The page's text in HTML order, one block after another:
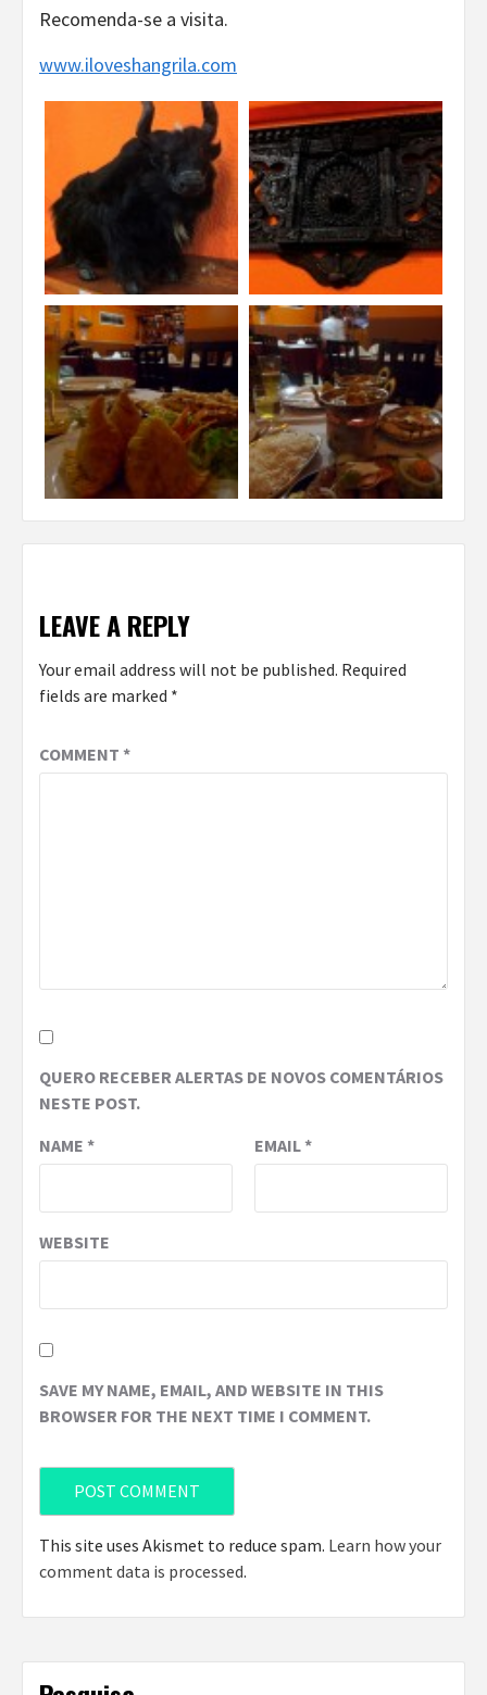
Recomenda-se a visita.
www.iloveshangrila.com
NEXT
CASUAL
LOUNGE
CAFFÉ
LEAVE A REPLY
Your email address will not be published. Required
fields are marked *
COMMENT *
QUERO RECEBER ALERTAS DE NOVOS COMENTÁRIOS
NESTE POST.
NAME * EMAIL*
WEBSITE
SAVE MY NAME, EMAIL, AND WEBSITE IN THIS
BROWSER FOR THE NEXT TIME I COMMENT.
This site uses Akismet to reduce spam. Learn how your
comment data is processed.